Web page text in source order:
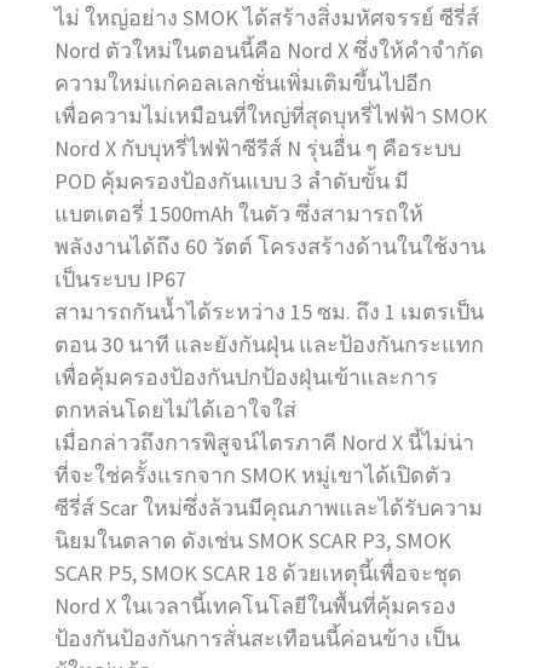
ไม่ ใหญ่อย่าง SMOK ได้สร้างสิ่งมหัศจรรย์ ซีรี่ส์
Nord ตัวใหม่ในตอนนี้คือ Nord X ซึ่งให้คำจำกัด
ความใหม่แก่คอลเลกชั่นเพิ่มเติมขึ้นไปอีก
เพื่อความไม่เหมือนที่ใหญ่ที่สุดบุหรี่ไฟฟ้า SMOK
Nord X กับบุหรี่ไฟฟ้าซีรีส์ N รุ่นอื่น ๆ คือระบบ
POD คุ้มครองป้องกันแบบ 3 ลำดับขั้น มี
แบตเตอรี่ 1500mAh ในตัว ซึ่งสามารถให้
พลังงานได้ถึง 60 วัตต์ โครงสร้างด้านในใช้งาน
เป็นระบบ IP67
สามารถกันน้ำได้ระหว่าง 15 ซม. ถึง 1 เมตรเป็น
ตอน 30 นาที และยังกันฝุ่น และป้องกันกระแทก
เพื่อคุ้มครองป้องกันปกป้องฝุ่นเข้าและการ
ตกหล่นโดยไม่ได้เอาใจใส่
เมื่อกล่าวถึงการพิสูจน์ไตรภาคี Nord X นี้ไม่น่า
ที่จะใช่ครั้งแรกจาก SMOK หมู่เขาได้เปิดตัว
ซีรี่ส์ Scar ใหม่ซึ่งล้วนมีคุณภาพและได้รับความ
นิยมในตลาด ดังเช่น SMOK SCAR P3, SMOK
SCAR P5, SMOK SCAR 18 ด้วยเหตุนี้เพื่อจะชุด
Nord X ในเวลานี้เทคโนโลยีในพื้นที่คุ้มครอง
ป้องกันป้องกันการสั่นสะเทือนนี้ค่อนข้าง เป็น